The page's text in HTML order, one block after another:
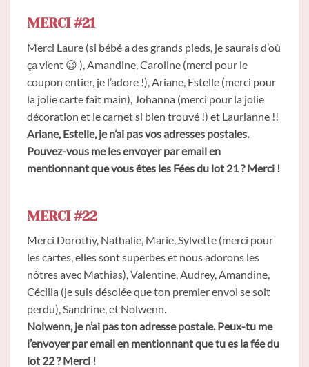
MERCI #21
Merci Laure (si bébé a des grands pieds, je saurais d’où
ça vient 😉 ), Amandine, Caroline (merci pour le
coupon entier, je l’adore !), Ariane, Estelle (merci pour
la jolie carte fait main), Johanna (merci pour la jolie
décoration et le carnet si bien trouvé !) et Laurianne !!
Ariane, Estelle, je n’ai pas vos adresses postales.
Pouvez-vous me les envoyer par email en
mentionnant que vous êtes les Fées du lot 21 ? Merci !
MERCI #22
Merci Dorothy, Nathalie, Marie, Sylvette (merci pour
les cartes, elles sont superbes et nous adorons les
nôtres avec Mathias), Valentine, Audrey, Amandine,
Cécilia (je suis désolée que ton premier envoi se soit
perdu), Sandrine, et Nolwenn.
Nolwenn, je n’ai pas ton adresse postale. Peux-tu me
l’envoyer par email en mentionnant que tu es la fée du
lot 22 ? Merci !